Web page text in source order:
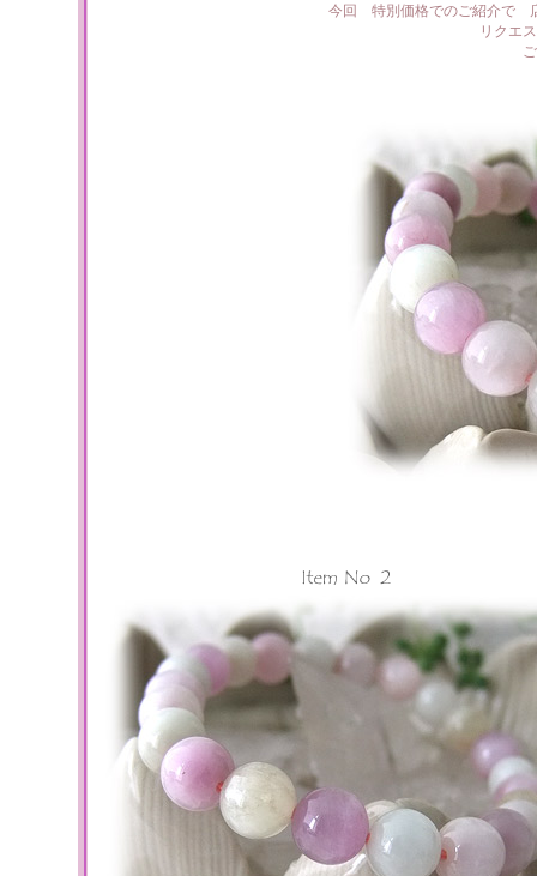
今回 特別価格でのご紹介で
リクエ